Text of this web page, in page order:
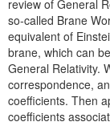
review of General
so-called Brane
equivalent of
brane, which can
General Relativity.
correspondence,
coefficients. Then
coefficients